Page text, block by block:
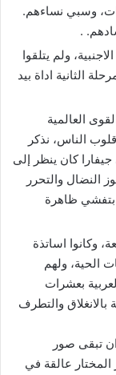
وسبي نساءهم.
.
ولم يتلقوا
الثانية اداة بيد
العالمية
الناس، نذكر
كان ينظر إلى
النضال والتحرر
بتفشي ظاهرة
وكانوا اساتذة
الحية، ولهم
بعشرات
بالانغلاق والتطرف
تبقى صور
عالقة في